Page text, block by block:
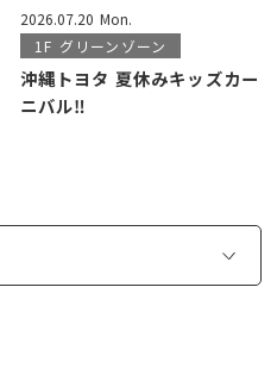
2026.07.20 Mon.
1F グリーンゾーン
沖縄トヨタ 夏休みキッズカー
ニバル‼️